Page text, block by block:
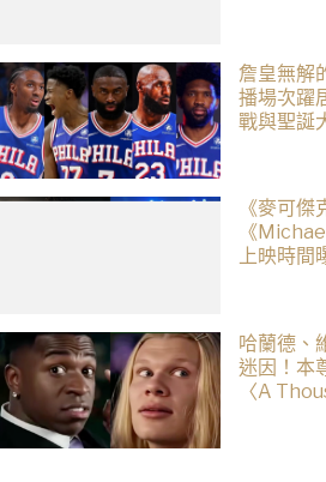
詹皇無解
播場次躍
戰與聖誕
《麥可傑
《
上映時間
哈蘭德、
迷因！本
〈A